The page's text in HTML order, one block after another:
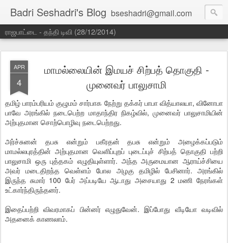
Badri Seshadri's Blog bseshadri@gmail.com
ராஜபாட்டை - தந்தி டிவி (28/12/2014)
APR
4
மாமல்லையின் இமயச் சிற்பத் தொகுதி -
முனைவர் பாலுசாமி
தமிழ் பாரம்பரியம் குழுமம் சார்பாக நேற்று தக்கர் பாபா வித்யாலயா, வினோபா
பாவே அரங்கில் நடைபெற்ற மாதாந்திர நிகழ்வில், முனைவர் பாலுசாமியின்
அற்புதமான சொற்பொழிவு நடைபெற்றது.
அர்ச்சுனன் தபசு என்றும் பகீரதன் தபசு என்றும் அழைக்கப்படும்
மாமல்லபுரத்தின் அற்புதமான வெளிப்புறப் புடைப்புச் சிற்பத் தொகுதி பற்றி
பாலுசாமி ஒரு புத்தகம் எழுதியுள்ளார். அந்த அருமையான ஆராய்ச்சியை
அவர் மடைதிறந்த வெள்ளம் போல அழகு தமிழில் பேசினார். அரங்கில்
இருந்த சுமார் 100 பேர் அப்படியே ஆடாது அசையாது 2 மணி நேரங்கள்
உட்கார்ந்திருந்தனர்.
இதைப்பற்றி விவரமாகப் பின்னர் எழுதுவேன். இப்போது வீடியோ வடிவில்
அதனைக் காணலாம்.